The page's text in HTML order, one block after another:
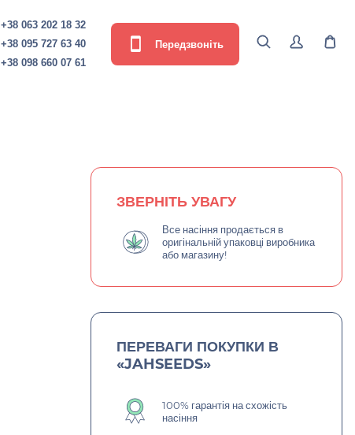
+38 063 202 18 32
+38 095 727 63 40
+38 098 660 07 61
Передзвоніть
ЗВЕРНІТЬ УВАГУ
Все насіння продається в
оригінальній упаковці виробника
або магазину!
ПЕРЕВАГИ ПОКУПКИ В
«JAHSEEDS»
100% гарантія на схожість
насіння